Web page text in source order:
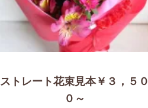
ストレート花束見本￥３，５０
０～